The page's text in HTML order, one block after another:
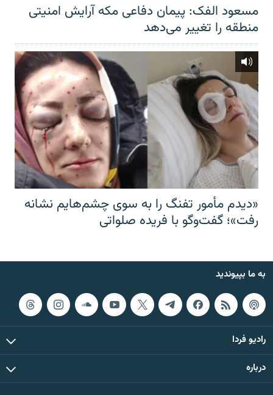
مسعود الفک: پیمان دفاعی مکه آرایش امنیتی
منطقه را تغییر می‌دهد
«دیدم مأمور تفنگ را به سوی چشم‌هایم نشانه
رفت»؛ گفت‌و‌گو با فریده صلواتی
به ما بپیوندید
رادیو فردا
درباره